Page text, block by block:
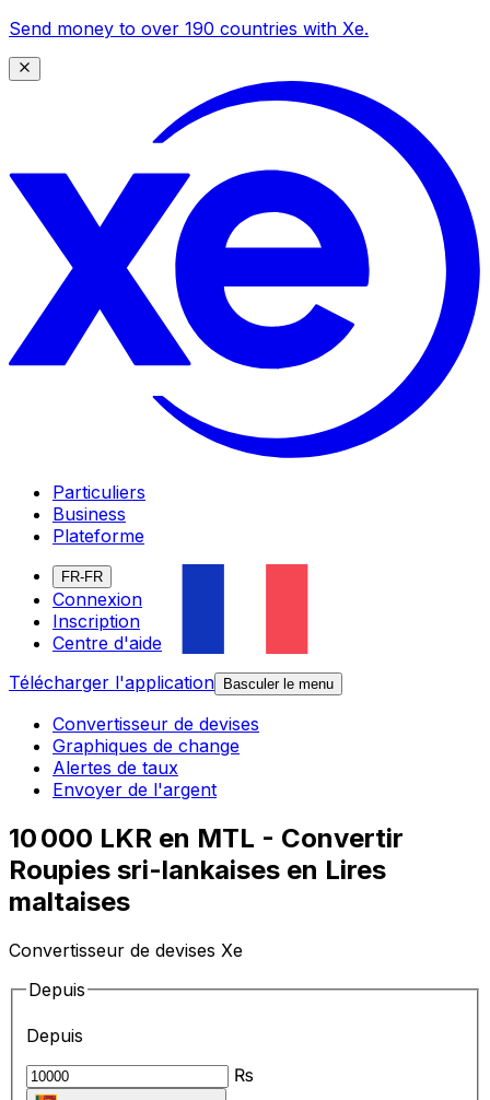
Send money to over 190 countries with Xe.
Particuliers
Business
Plateforme
FR-FR
Connexion
Inscription
Centre d'aide
Télécharger l'application
Basculer le menu
Convertisseur de devises
Graphiques de change
Alertes de taux
Envoyer de l'argent
10 000 LKR en MTL - Convertir
Roupies sri-lankaises en Lires
maltaises
Convertisseur de devises Xe
Depuis
Depuis
₨